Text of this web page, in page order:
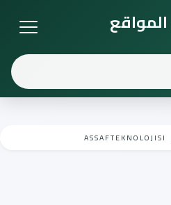
A S S A F T E K N O L O J I S I